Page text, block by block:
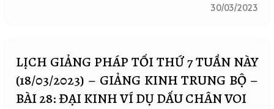
30/03/2023
LỊCH GIẢNG PHÁP TỐI THỨ 7 TUẦN NÀY
(18/03/2023) – GIẢNG KINH TRUNG BỘ –
BÀI 28: ĐẠI KINH VÍ DỤ DẤU CHÂN VOI